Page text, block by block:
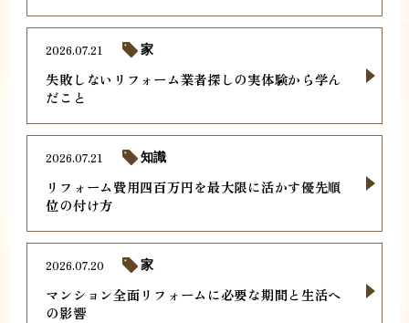
失敗しないリフォーム業者探しの実体験から学ん
だこと
2026.07.21 家
リフォーム費用四百万円を最大限に活かす優先順
位の付け方
2026.07.21 知識
マンション全面リフォームに必要な期間と生活へ
の影響
2026.07.20 家